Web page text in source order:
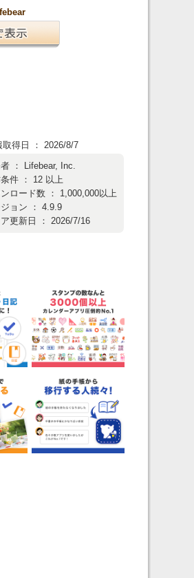
得日 ： 2026/8/7
：
Lifebear, Inc.
件 ： 12 以上
ロード数 ： 1,000,000以上
ョン ： 4.9.9
更新日 ： 2026/7/16